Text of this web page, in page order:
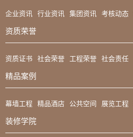
企业资讯 行业资讯 集团资讯 考核动态
资质荣誉
资质证书 社会荣誉 工程荣誉 社会责任
精品案例
幕墙工程 精品酒店 公共空间 展览工程
装修学院